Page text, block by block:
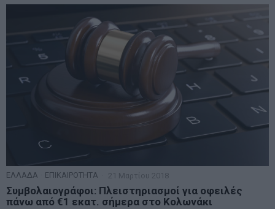
ΕΛΛΑΔΑ ΕΠΙΚΑΙΡΟΤΗΤΑ 21 Μαρτίου 2018
Συμβολαιογράφοι: Πλειστηριασμοί για οφειλές
πάνω από €1 εκατ. σήμερα στο Κολωνάκι